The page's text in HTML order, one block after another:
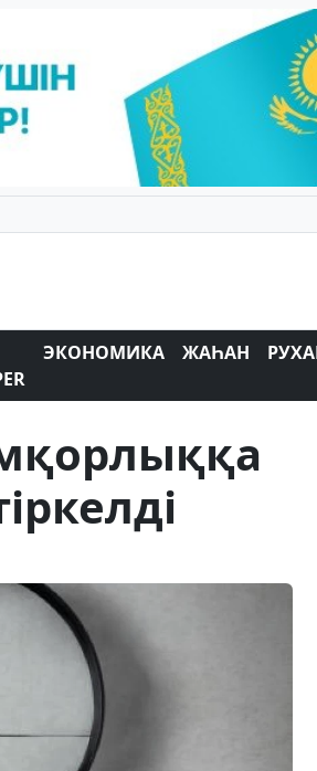
ЭКОНОМИКА ЖАҺАН